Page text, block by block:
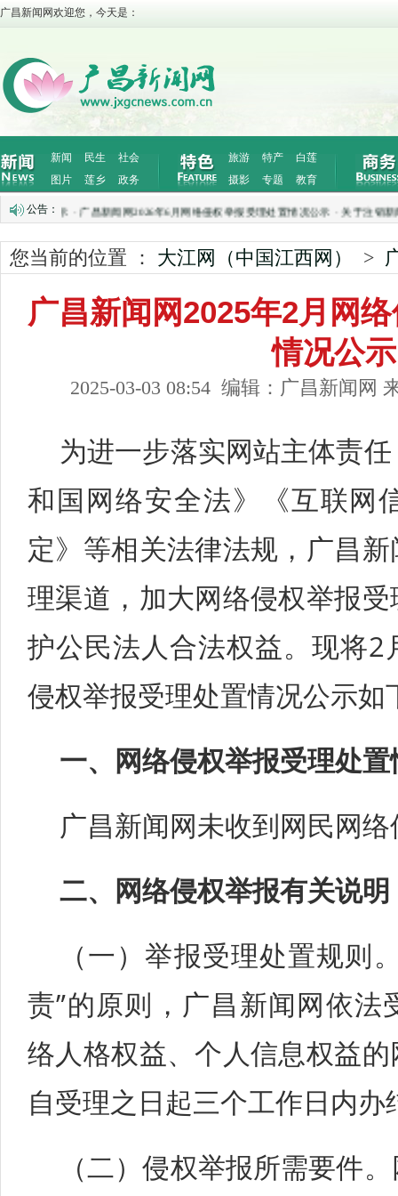
广昌新闻网欢迎您，今天是：
新闻 民生
社会
图片
莲乡 政务
旅游 特产
白莲
摄影
专题 教育
公告：
情况公示· 广昌新闻网2026年6月网络侵权举报受理处置情况公示·关于注销新闻记
您当前的位置 ： 大江网（中国江西网） >
广昌新闻网2025年2月网
情况公示
2025-03-03 08:54 编辑：广昌新闻网
为进一步落实网站主体责
和国网络安全法》《互联网
定》等相关法律法规，广昌
理渠道，加大网络侵权举报
护公民法人合法权益。现将2
侵权举报受理处置情况公示如
一、网络侵权举报受理处
广昌新闻网未收到网民网
二、网络侵权举报有关说明
（一）举报受理处置规则
责”的原则，广昌新闻网依法
络人格权益、个人信息权益
自受理之日起三个工作日内办
（二）侵权举报所需要件